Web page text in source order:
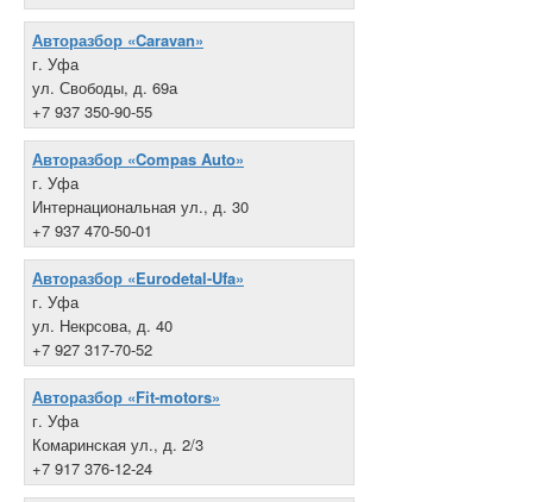
Авторазбор «Caravan»
г. Уфа
ул. Свободы, д. 69а
+7 937 350-90-55
Авторазбор «Compas Auto»
г. Уфа
Интернациональная ул., д. 30
+7 937 470-50-01
Авторазбор «Eurodetal-Ufa»
г. Уфа
ул. Некрсова, д. 40
+7 927 317-70-52
Авторазбор «Fit-motors»
г. Уфа
Комаринская ул., д. 2/3
+7 917 376-12-24